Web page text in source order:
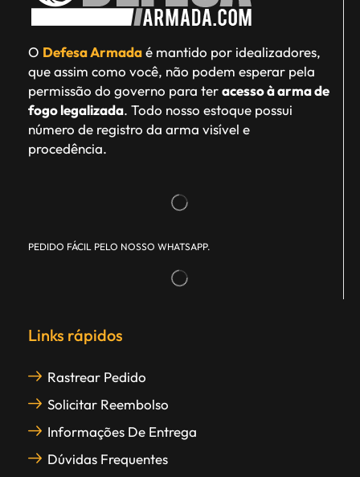
O Defesa Armadaé mantido por idealizadores,
que assim como você, não podem esperar pela
permissão do governo para teracesso à arma de
fogo legalizada. Todo nosso estoque possui
número de registro da arma visível e
procedência.
PEDIDO FÁCIL PELO NOSSO WHATSAPP.
Links rápidos
Rastrear Pedido
Solicitar Reembolso
Informações De Entrega
Dúvidas Frequentes